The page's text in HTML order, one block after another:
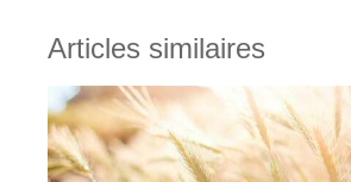
Articles similaires